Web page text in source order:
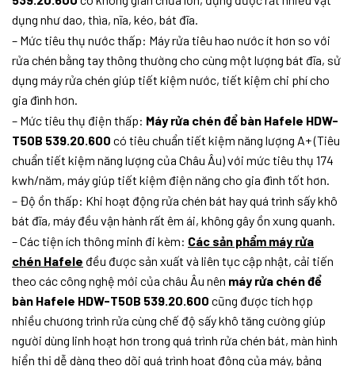
dụng như dao, thìa, nĩa, kéo, bát đĩa.
– Mức tiêu thụ nước thấp: Máy rửa tiêu hao nước ít hơn so với
rửa chén bằng tay thông thường cho cùng một lượng bát đĩa, sử
dụng máy rửa chén giúp tiết kiệm nước, tiết kiệm chi phí cho
gia đình hơn.
– Mức tiêu thụ điện thấp: Máy rửa chén để bàn Hafele HDW-
T50B 539.20.600 có tiêu chuẩn tiết kiệm năng lượng A+ (Tiêu
chuẩn tiết kiệm năng lượng của Châu Âu) với mức tiêu thụ 174
kwh/năm, máy giúp tiết kiệm điện năng cho gia đình tốt hơn.
– Độ ồn thấp: Khi hoạt động rửa chén bát hay quá trình sấy khô
bát đĩa, máy đều vận hành rất êm ái, không gây ồn xung quanh.
– Các tiện ích thông minh đi kèm: Các sản phẩm máy rửa
chén Hafele đều được sản xuất và liên tục cập nhật, cải tiến
theo các công nghệ mới của châu Âu nên máy rửa chén để
bàn Hafele HDW-T50B 539.20.600 cũng được tích hợp
nhiều chương trình rửa cùng chế độ sấy khô tăng cường giúp
người dùng linh hoạt hơn trong quá trình rửa chén bát, màn hình
hiển thị dễ dàng theo dõi quá trình hoạt động của máy, bảng